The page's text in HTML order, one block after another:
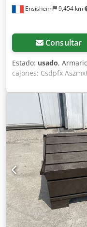
Ensisheim 9,454 km
Consultar
Estado: usado,
cajones: Csdpfx
altura 6 cajones de
altura 1 cajón de 90
Al): 910 x 720 x 1110